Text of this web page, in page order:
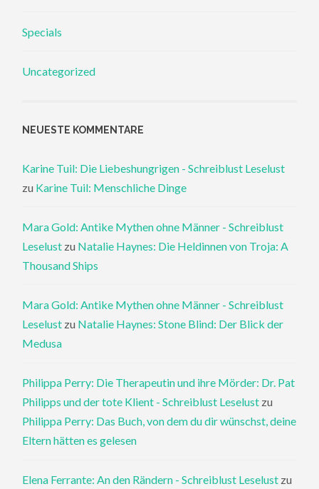
Specials
Uncategorized
NEUESTE KOMMENTARE
Karine Tuil: Die Liebeshungrigen - Schreiblust Leselust
zu Karine Tuil: Menschliche Dinge
Mara Gold: Antike Mythen ohne Männer - Schreiblust
Leselust zu Natalie Haynes: Die Heldinnen von Troja: A
Thousand Ships
Mara Gold: Antike Mythen ohne Männer - Schreiblust
Leselust zu Natalie Haynes: Stone Blind: Der Blick der
Medusa
Philippa Perry: Die Therapeutin und ihre Mörder: Dr. Pat
Philipps und der tote Klient - Schreiblust Leselust zu
Philippa Perry: Das Buch, von dem du dir wünschst, deine
Eltern hätten es gelesen
Elena Ferrante: An den Rändern - Schreiblust Leselust zu